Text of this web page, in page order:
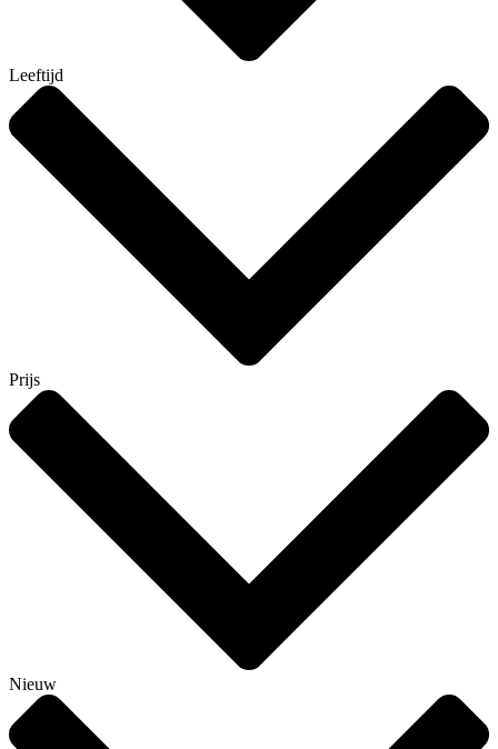
Leeftijd
Prijs
Nieuw